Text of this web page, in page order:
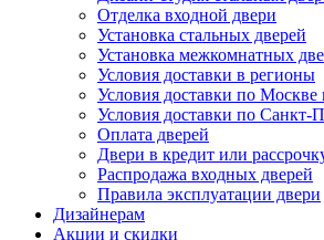
Отделка входной двери
Установка стальных дверей
Установка межкомнатных
Условия доставки в регионы
Условия доставки по
Условия доставки по Санкт-
Оплата дверей
Двери в кредит или
Распродажа входных дверей
Правила эксплуатации двери
Дизайнерам
Акции и скидки